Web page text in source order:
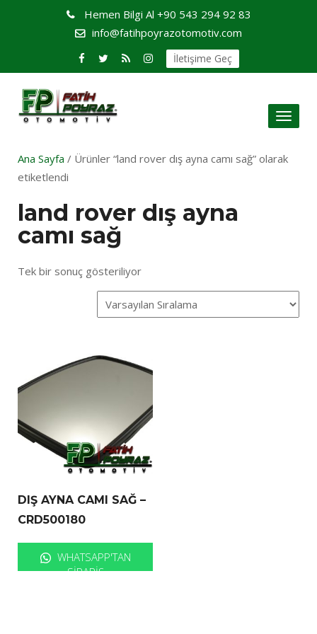
Hemen Bilgi Al +90 543 294 92 83
info@fatihpoyrazotomotiv.com
İletişime Geç
Toggle
Ana Sayfa / Ürünler “land rover dış ayna camı sağ” olarak
etiketlendi
land rover dış ayna
camı sağ
Tek bir sonuç gösteriliyor
DIŞ AYNA CAMI SAĞ –
CRD500180
WHATSAPP'TAN
SIPARIŞ